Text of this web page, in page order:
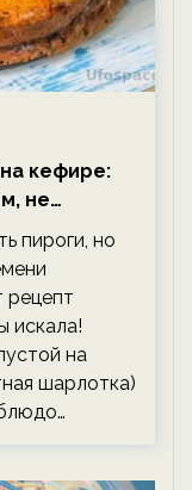
кефире:
не
пироги, но
рецепт
искала!
на
шарлотка)